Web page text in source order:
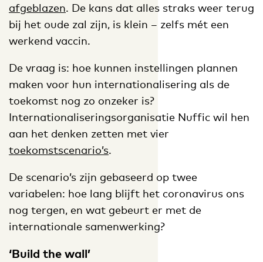
afgeblazen. De kans dat alles straks weer terug
bij het oude zal zijn, is klein – zelfs mét een
werkend vaccin.
De vraag is: hoe kunnen instellingen plannen
maken voor hun internationalisering als de
toekomst nog zo onzeker is?
Internationaliseringsorganisatie Nuffic wil hen
aan het denken zetten met vier
toekomstscenario’s.
De scenario’s zijn gebaseerd op twee
variabelen: hoe lang blijft het coronavirus ons
nog tergen, en wat gebeurt er met de
internationale samenwerking?
‘Build the wall’